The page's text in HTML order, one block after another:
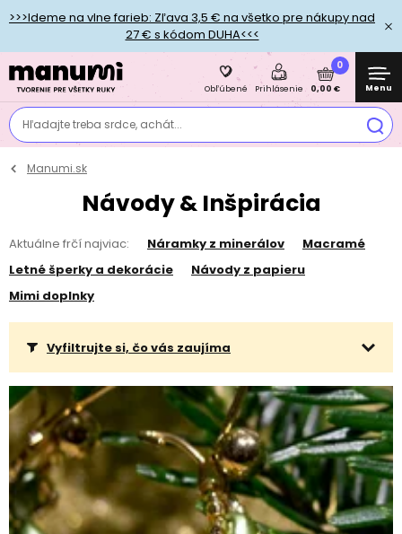
>>>Ideme na vlne farieb: Zľava 3,5 € na všetko pre nákupy nad
27 € s kódom DUHA<<<
Hľadajte treba srdce, achát...
Obľúbené Prihlásenie
0
0,00 € Menu
Manumi.sk
Návody & Inšpirácia
Aktuálne frčí najviac: Náramky z minerálov
Macramé
Letné šperky a dekorácie
Návody z papieru
Mimi doplnky
Vyfiltrujte si, čo vás zaujíma